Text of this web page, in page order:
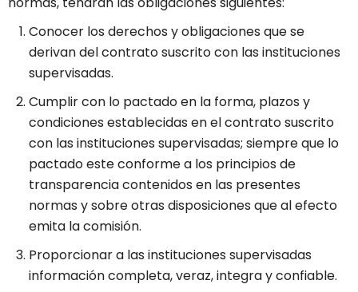
Conocer los derechos y obligaciones que se
derivan del contrato suscrito con las instituciones
supervisadas.
Cumplir con lo pactado en la forma, plazos y
condiciones establecidas en el contrato suscrito
con las instituciones supervisadas; siempre que lo
pactado este conforme a los principios de
transparencia contenidos en las presentes
normas y sobre otras disposiciones que al efecto
emita la comisión.
Proporcionar a las instituciones supervisadas
información completa, veraz, integra y confiable.